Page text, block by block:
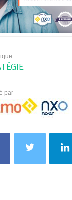
par